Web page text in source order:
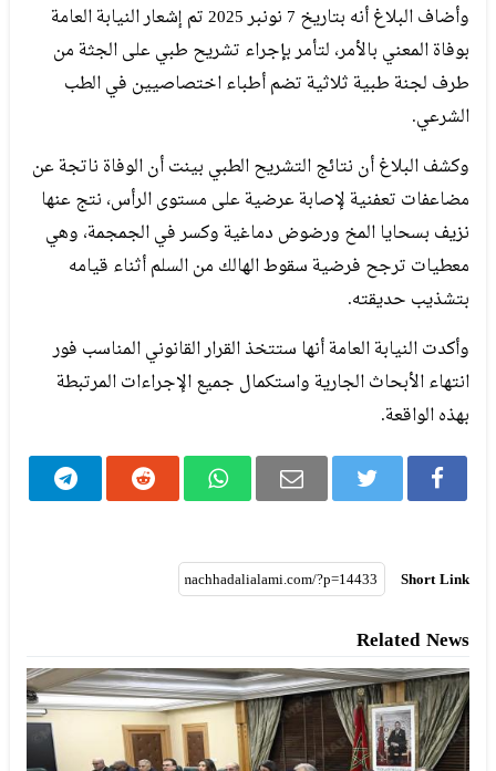
وأضاف البلاغ أنه بتاريخ 7 نونبر 2025 تم إشعار النيابة العامة
بوفاة المعني بالأمر، لتأمر بإجراء تشريح طبي على الجثة من
طرف لجنة طبية ثلاثية تضم أطباء اختصاصيين في الطب
الشرعي.
وكشف البلاغ أن نتائج التشريح الطبي بينت أن الوفاة ناتجة عن
مضاعفات تعفنية لإصابة عرضية على مستوى الرأس، نتج عنها
نزيف بسحايا المخ ورضوض دماغية وكسر في الجمجمة، وهي
معطيات ترجح فرضية سقوط الهالك من السلم أثناء قيامه
بتشذيب حديقته.
وأكدت النيابة العامة أنها ستتخذ القرار القانوني المناسب فور
انتهاء الأبحاث الجارية واستكمال جميع الإجراءات المرتبطة
بهذه الواقعة.
Short Link
Related News